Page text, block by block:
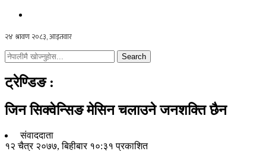
Search
ट्रेण्डिङ :
जिन सिक्वेन्सिङ मेसिन चलाउने जनशक्ति छैन
संवाददाता
१२ चैत्र २०७७, बिहीबार १०:३१ प्रकाशित